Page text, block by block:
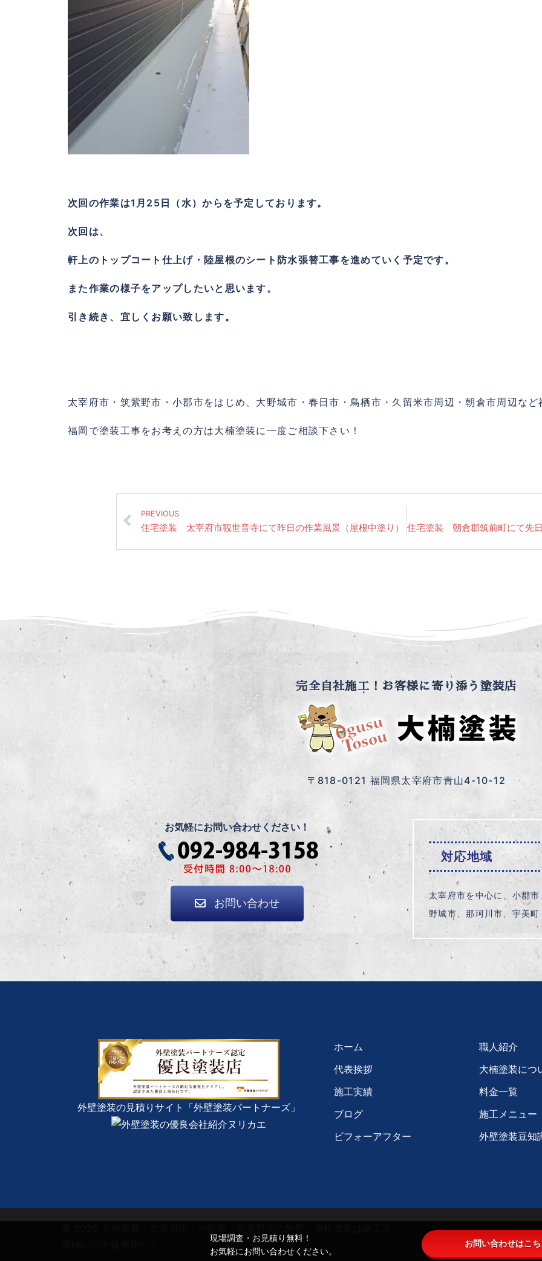
次回の作業は1月25日（水）からを予定しております。
次回は、
軒上のトップコート仕上げ・陸屋根のシート防水張替工事を進めていく予定です。
また作業の様子をアップしたいと思います。
引き続き、宜しくお願い致します。
太宰府市・筑紫野市・小郡市をはじめ、大野城市・春日市・鳥栖市・久留米市周辺・朝倉市周辺など
福岡で塗装工事をお考えの方は大楠塗装に一度ご相談下さい！
PREVIOUS
住宅塗装 太宰府市観世音寺にて昨日の作業風景（屋根中塗り）
完全自社施工！お客様に寄り添う塗装店
〒818-0121 福岡県太宰府市青山4-10-12
お気軽にお問い合わせください！
お問い合わせ
対応地域
太宰府市を中心に、小郡
野城市、那珂川市、宇美
外壁塗装の見積りサイト「外壁塗装パートナーズ」
ホーム
代表挨拶
施工実績
ブログ
ビフォーアフター
職人紹介
大楠塗装につ
料金一覧
施工メニュー
外壁塗装豆知
現場調査・お見積り無料！
お気軽にお問い合わせください。
お問い合わせはこ